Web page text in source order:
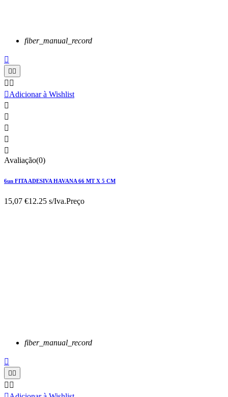
fiber_manual_record

 
 
Adicionar à Wishlist





Avaliação(0)
6un FITA ADESIVA HAVANA 66 MT X 5 CM
15,07 €12.25 s/Iva.Preço
fiber_manual_record

 
 